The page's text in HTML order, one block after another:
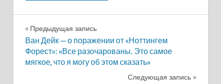
Навигация
по
записям
Предыдущая запись
Ван Дейк — о поражении от «Ноттингем
Форест»: «Все разочарованы. Это самое
мягкое, что я могу об этом сказать»
Следующая запись